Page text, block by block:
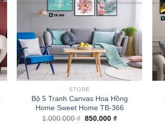
STORE
Bộ 5 Tranh Canvas Hoa Hồng
Home Sweet Home TB-366
1.000.000₫ 850.000 ₫